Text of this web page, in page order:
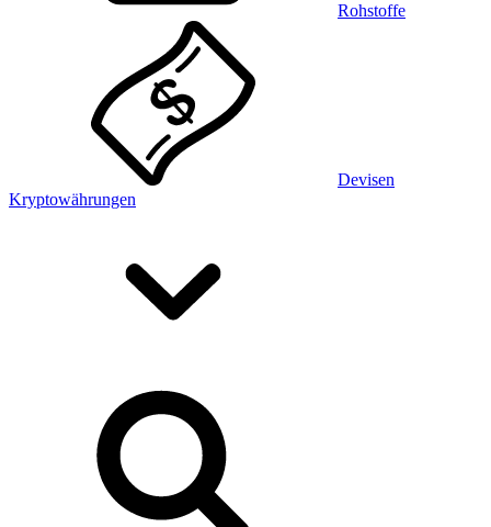
Rohstoffe
Devisen
Kryptowährungen